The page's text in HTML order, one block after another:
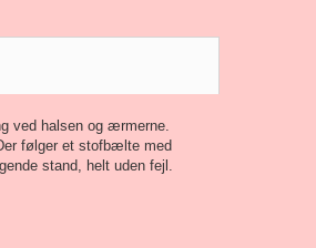
ved halsen og ærmerne.
følger et stofbælte med
stand, helt uden fejl.